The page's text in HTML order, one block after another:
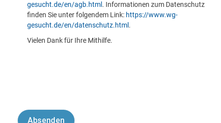
gesucht.de/en/agb.html . Informationen zum Datenschutz
finden Sie unter folgendem Link: https://www.wg-
gesucht.de/en/datenschutz.html .
Vielen Dank für Ihre Mithilfe.